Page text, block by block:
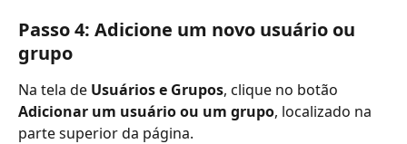
Passo 4: Adicione um novo usuário ou
grupo
Na tela de Usuários e Grupos, clique no botão
Adicionar um usuário ou um grupo, localizado na
parte superior da página.